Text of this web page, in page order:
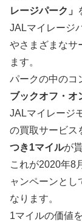
レージパーク」
JALマイレージ
やさまざまなサ
ます。
パークの中のコ
ブックオフ・オ
JALマイレージ
の買取サービス
つき1マイルが
これが2020年8
ャンペーンとし
なります。
1マイルの価値